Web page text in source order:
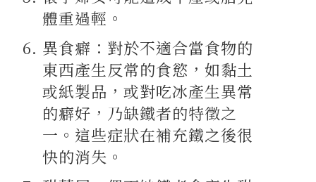
體重過輕。
異食癖：對於不適合當食物的
東西產生反常的食慾，如黏土
或紙製品，或對吃冰產生異常
的癖好，乃缺鐵者的特徵之
一。這些症狀在補充鐵之後很
快的消失。